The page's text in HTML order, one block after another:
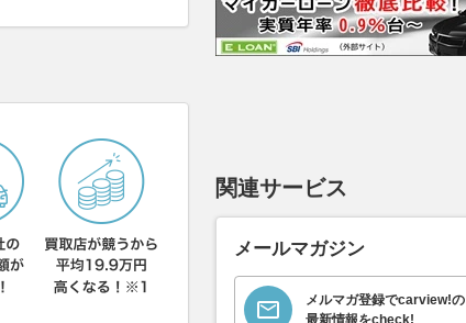
関連サービス
メールマガジン
メルマガ登録でcarview!の
最新情報をcheck!